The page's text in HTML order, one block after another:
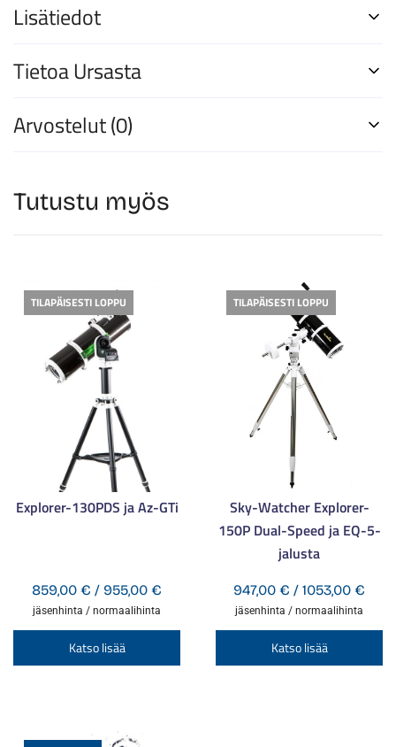
Lisätiedot
Tietoa Ursasta
Arvostelut (0)
Tutustu myös
TILAPÄISESTI LOPPU
Explorer-130PDS ja Az-GTi
859,00 € / 955,00 € Hintaluokka:
-
jäsenhinta / normaalihinta
Katso lisää
tuotteella
TILAPÄISESTI LOPPU
Sky-Watcher Explorer-
150P Dual-Speed ja EQ-5-
jalusta
947,00 € / 1053,00 €
-
jäsenhinta / normaalihinta
Katso lisää